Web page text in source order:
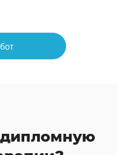
дипломную